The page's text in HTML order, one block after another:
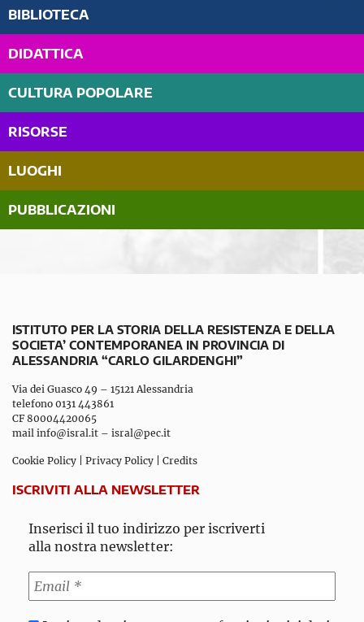
BIBLIOTECA
DIDATTICA
CULTURA POPOLARE
RISORSE
LUOGHI
PUBBLICAZIONI
ISTITUTO PER LA STORIA DELLA RESISTENZA E DELLA
SOCIETA’ CONTEMPORANEA IN PROVINCIA DI
ALESSANDRIA “CARLO GILARDENGHI”
Via dei Guasco 49 – 15121 Alessandria
telefono 0131 443861
CF 80004420065
mail info@isral.it – isral@pec.it
Cookie Policy Privacy Policy Credits
ISCRIVITI ALLA NEWSLETTER
Inserisci il tuo indirizzo per iscriverti
alla nostra newsletter: